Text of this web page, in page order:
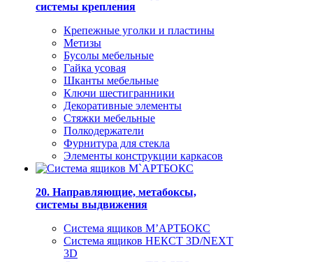
системы крепления
Крепежные уголки и пластины
Метизы
Бусолы мебельные
Гайка усовая
Шканты мебельные
Ключи шестигранники
Декоративные элементы
Стяжки мебельные
Полкодержатели
Фурнитура для стекла
Элементы конструкции каркасов
20. Направляющие, метабоксы,
системы выдвижения
Система ящиков М’АРТБОКС
Система ящиков НЕКСТ 3D/NEXT
3D